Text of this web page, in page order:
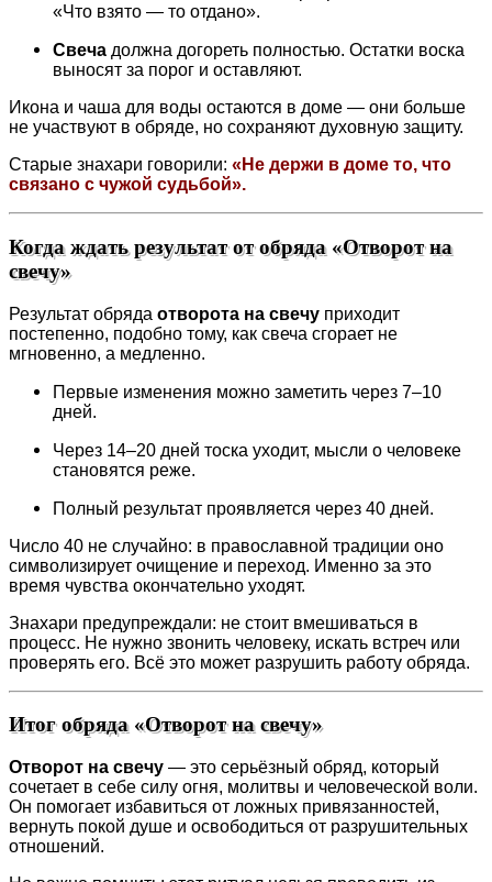
«Что взято — то отдано».
Свеча должна догореть полностью. Остатки воска
выносят за порог и оставляют.
Икона и чаша для воды остаются в доме — они больше
не участвуют в обряде, но сохраняют духовную защиту.
Старые знахари говорили: «Не держи в доме то, что
связано с чужой судьбой».
Когда ждать результат от обряда «Отворот на
свечу»
Результат обряда отворота на свечу приходит
постепенно, подобно тому, как свеча сгорает не
мгновенно, а медленно.
Первые изменения можно заметить через 7–10
дней.
Через 14–20 дней тоска уходит, мысли о человеке
становятся реже.
Полный результат проявляется через 40 дней.
Число 40 не случайно: в православной традиции оно
символизирует очищение и переход. Именно за это
время чувства окончательно уходят.
Знахари предупреждали: не стоит вмешиваться в
процесс. Не нужно звонить человеку, искать встреч или
проверять его. Всё это может разрушить работу обряда.
Итог обряда «Отворот на свечу»
Отворот на свечу — это серьёзный обряд, который
сочетает в себе силу огня, молитвы и человеческой воли.
Он помогает избавиться от ложных привязанностей,
вернуть покой душе и освободиться от разрушительных
отношений.